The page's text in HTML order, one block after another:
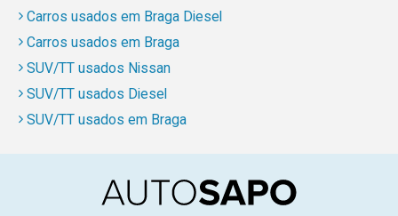
Carros usados em Braga Diesel
Carros usados em Braga
SUV/TT usados Nissan
SUV/TT usados Diesel
SUV/TT usados em Braga